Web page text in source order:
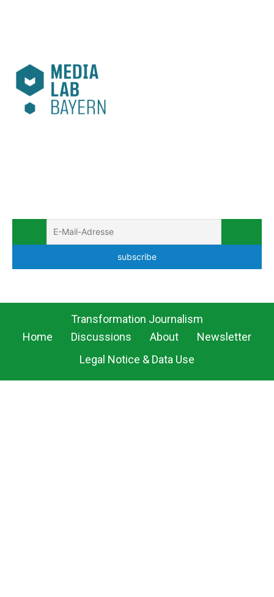
Transformation Journalism
Home
Discussions About
Newsletter
Legal Notice & Data Use